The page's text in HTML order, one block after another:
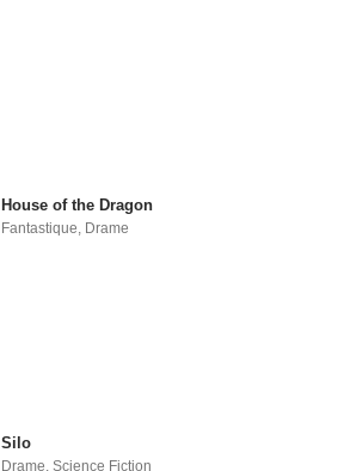
House of the Dragon
Fantastique, Drame
Silo
Drame ,Science Fiction